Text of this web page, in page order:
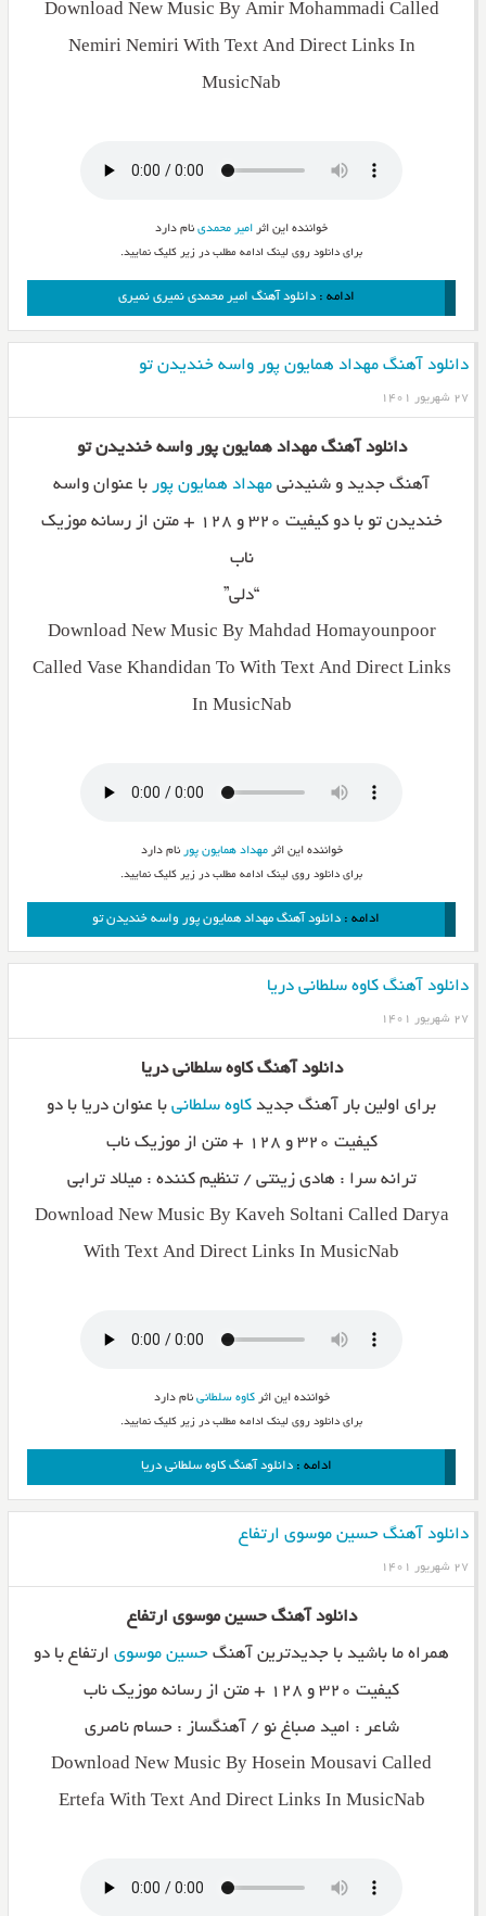
Download New Music By Amir Mohammadi Called
Nemiri Nemiri With Text And Direct Links In
MusicNab
خواننده این اثر امیر محمدینام دارد
برای دانلود روی لینک ادامه مطلب در زیر کلیک نمایید.
ادامه :دانلود آهنگ امیر محمدی نمیری نمیری
دانلود آهنگ مهداد همایون پور واسه خندیدن تو
۲۷ شهریور ۱۴۰۱
دانلود آهنگ مهداد همایون پور واسه خندیدن تو
آهنگ جدید و شنیدنی مهداد همایون پور با عنوان واسه
خندیدن تو با دو کیفیت ۳۲۰ و ۱۲۸ + متن از رسانه موزیک
ناب
“دلی”
Download New Music By Mahdad Homayounpoor
Called Vase Khandidan To With Text And Direct Links
In MusicNab
خواننده این اثرمهداد همایون پور نام دارد
برای دانلود روی لینک ادامه مطلب در زیر کلیک نمایید.
ادامه : دانلود آهنگ مهداد همایون پور واسه خندیدن تو
دانلود آهنگ کاوه سلطانی دریا
۲۷ شهریور ۱۴۰۱
دانلود آهنگ کاوه سلطانی دریا
برای اولین بار آهنگ جدید کاوه سلطانیبا عنوان دریا با دو
کیفیت ۳۲۰ و ۱۲۸ + متن از موزیک ناب
ترانه سرا : هادی زینتی / تنظیم کننده : میلاد ترابی
Download New Music By Kaveh Soltani Called Darya
With Text And Direct Links In MusicNab
خواننده این اثرکاوه سلطانی نام دارد
برای دانلود روی لینک ادامه مطلب در زیر کلیک نمایید.
ادامه :دانلود آهنگ کاوه سلطانی دریا
دانلود آهنگ حسین موسوی ارتفاع
۲۷ شهریور ۱۴۰۱
دانلود آهنگ حسین موسوی ارتفاع
همراه ما باشید با جدیدترین آهنگ حسین موسویارتفاع با دو
کیفیت ۳۲۰ و ۱۲۸ + متن از رسانه موزیک ناب
شاعر : امید صباغ نو / آهنگساز : حسام ناصری
Download New Music By Hosein Mousavi Called
Ertefa With Text And Direct Links In MusicNab